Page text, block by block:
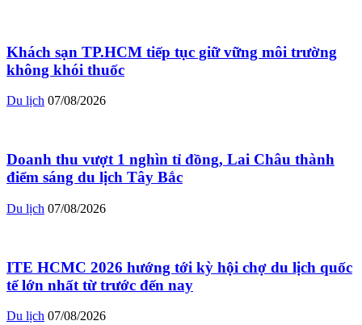
Khách sạn TP.HCM tiếp tục giữ vững môi trường
không khói thuốc
Du lịch 07/08/2026
Doanh thu vượt 1 nghìn tỉ đồng, Lai Châu thành
điểm sáng du lịch Tây Bắc
Du lịch 07/08/2026
ITE HCMC 2026 hướng tới kỳ hội chợ du lịch quốc
tế lớn nhất từ trước đến nay
Du lịch 07/08/2026